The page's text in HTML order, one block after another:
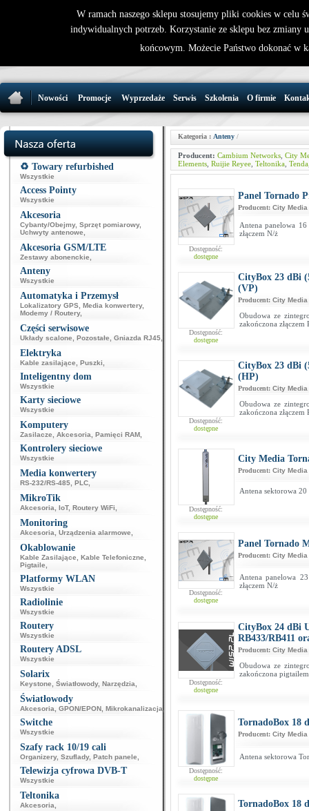
32 721 86
Nowości Promocje Wyprzedaże Serwis Szkolenia O firmie
♻️ Towary refurbished
Wszystkie
Access Pointy
Wszystkie
Akcesoria
Cybanty/Obejmy, Sprzęt pomiarowy,
Uchwyty antenowe
Akcesoria GSM/LTE
Zestawy abonenckie
Anteny
Wszystkie
Automatyka i Przemysł
Lokalizatory GPS Media konwertery,
Modemy / Routery,
Części serwisowe
Układy scalone Pozostałe Gniazda RJ45
Elektryka
Kable zasilające Puszki
Inteligentny dom
Wszystkie
Karty sieciowe
Wszystkie
Komputery
Zasilacze Akcesoria Pamięci RAM
Kontrolery sieciowe
Wszystkie
Media konwertery
RS-232/RS-485 PLC
MikroTik
Akcesoria IoT, Routery WiFi
Monitoring
Akcesoria Urządzenia alarmowe
Okablowanie
Kable Zasilające Kable Telefoniczne
Pigtaile
Platformy WLAN
Wszystkie
Radiolinie
Wszystkie
Routery
Wszystkie
Routery ADSL
Wszystkie
Solarix
Keystone Światłowody, Narzędzia
Światłowody
Akcesoria GPON/EPON Mikrokanalizacja
Switche
Wszystkie
Szafy rack 10/19 cali
Organizery, Szuflady, Patch panele
Telewizja cyfrowa DVB-T
Wszystkie
Teltonika
Akcesoria
Kategoria : Anteny/
Producent: Cambium Networks, City
Elements, Ruijie Reyee, Teltonika, Tenda
Dostępność:
dostępne
Panel Tornado
Producent: City Media
Antena panelowa
złączem N/ż
Dostępność:
dostępne
CityBox 23 dBi
(VP)
Producent: City Media
Obudowa ze
zakończona
Dostępność:
dostępne
CityBox 23 dBi
(HP)
Producent: City Media
Obudowa ze
zakończona
Dostępność:
dostępne
City Media
Producent: City Media
Antena sektorowa
Dostępność:
dostępne
Panel Tornado
Producent: City Media
Antena panelowa
złączem N/ż
Dostępność:
dostępne
CityBox 24 dBi
RB433/RB411
Producent: City Media
Obudowa ze
zakończona
Dostępność:
dostępne
TornadoBox 18
Producent: City Media
Antena sektorowa
TornadoBox 18
W ramach naszego sklepu stosujemy pliki cookies w celu
indywidualnych potrzeb. Korzystanie ze sklepu bez zmiany
końcowym. Możecie Państwo dokonać w